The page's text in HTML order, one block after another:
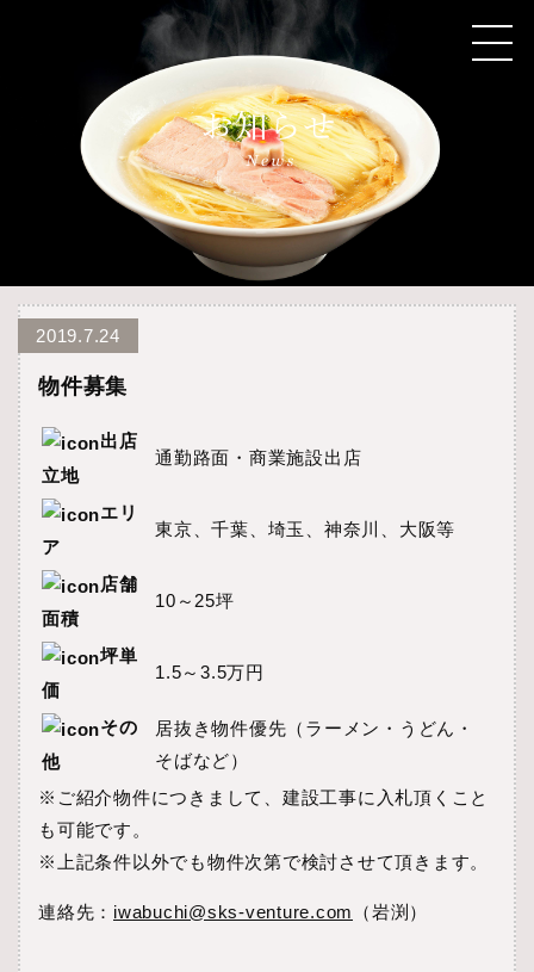
2019.7.24
物件募集
出店
立地
通勤路面・商業施設出店
エリ
ア
東京、千葉、埼玉、神奈川、大阪等
店舗
面積
10～25坪
坪単
価
1.5～3.5万円
その
他
居抜き物件優先（ラーメン・うどん・
そばなど）
※ご紹介物件につきまして、建設工事に入札頂くこと
も可能です。
※上記条件以外でも物件次第で検討させて頂きます。
連絡先： iwabuchi@sks-venture.com （岩渕）